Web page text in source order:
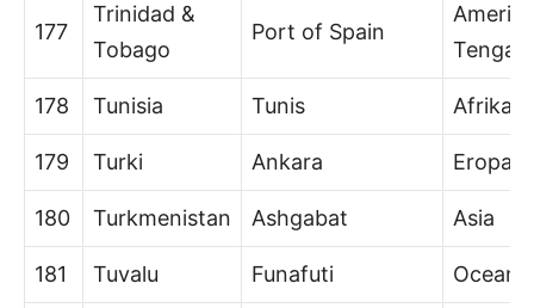
177
Trinidad &
Tobago
Port of Spain
Amerika
Tengah
178 Tunisia Tunis Afrika
179 Turki Ankara Eropa/
180 Turkmenistan Ashgabat Asia
181 Tuvalu Funafuti Oceania